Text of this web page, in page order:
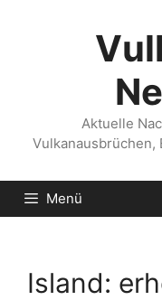
Aktuelle
Vulkanausbrüchen,
Menü
Island: